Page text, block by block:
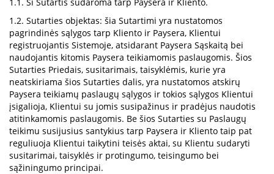
1.2. Sutarties objektas: šia Sutartimi yra nustatomos
pagrindinės sąlygos tarp Kliento ir Paysera, Klientui
registruojantis Sistemoje, atsidarant Paysera Sąskaitą bei
naudojantis kitomis Paysera teikiamomis paslaugomis. Šios
Sutarties Priedais, susitarimais, taisyklėmis, kurie yra
neatskiriama šios Sutarties dalis, yra nustatomos atskirų
Paysera teikiamų paslaugų sąlygos ir tokios sąlygos Klientui
įsigalioja, Klientui su jomis susipažinus ir pradėjus naudotis
atitinkamomis paslaugomis. Be šios Sutarties su Paslaugų
teikimu susijusius santykius tarp Paysera ir Kliento taip pat
reguliuoja Klientui taikytini teisės aktai, su Klientu sudaryti
susitarimai, taisyklės ir protingumo, teisingumo bei
sąžiningumo principai.